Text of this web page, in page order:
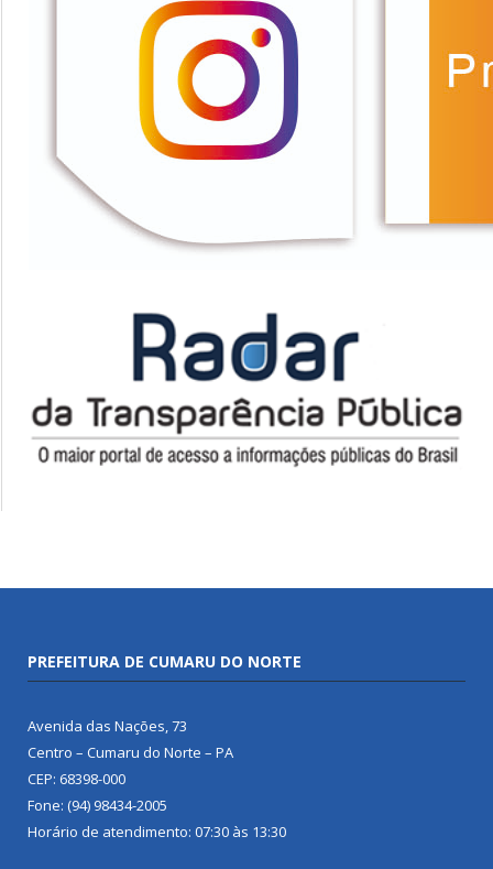
PREFEITURA DE CUMARU DO NORTE
Avenida das Nações, 73
Centro – Cumaru do Norte – PA
CEP: 68398-000
Fone: (94) 98434-2005
Horário de atendimento: 07:30 às 13:30